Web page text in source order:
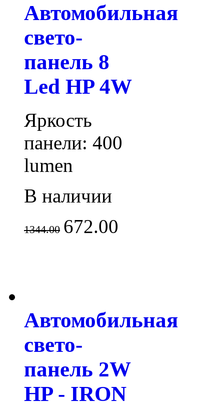
Автомобильная
свето-
панель 8
Led HP 4W
Яркость
панели: 400
lumen
В наличии
1344.00 672.00
Автомобильная
свето-
панель 2W
HP - IRON